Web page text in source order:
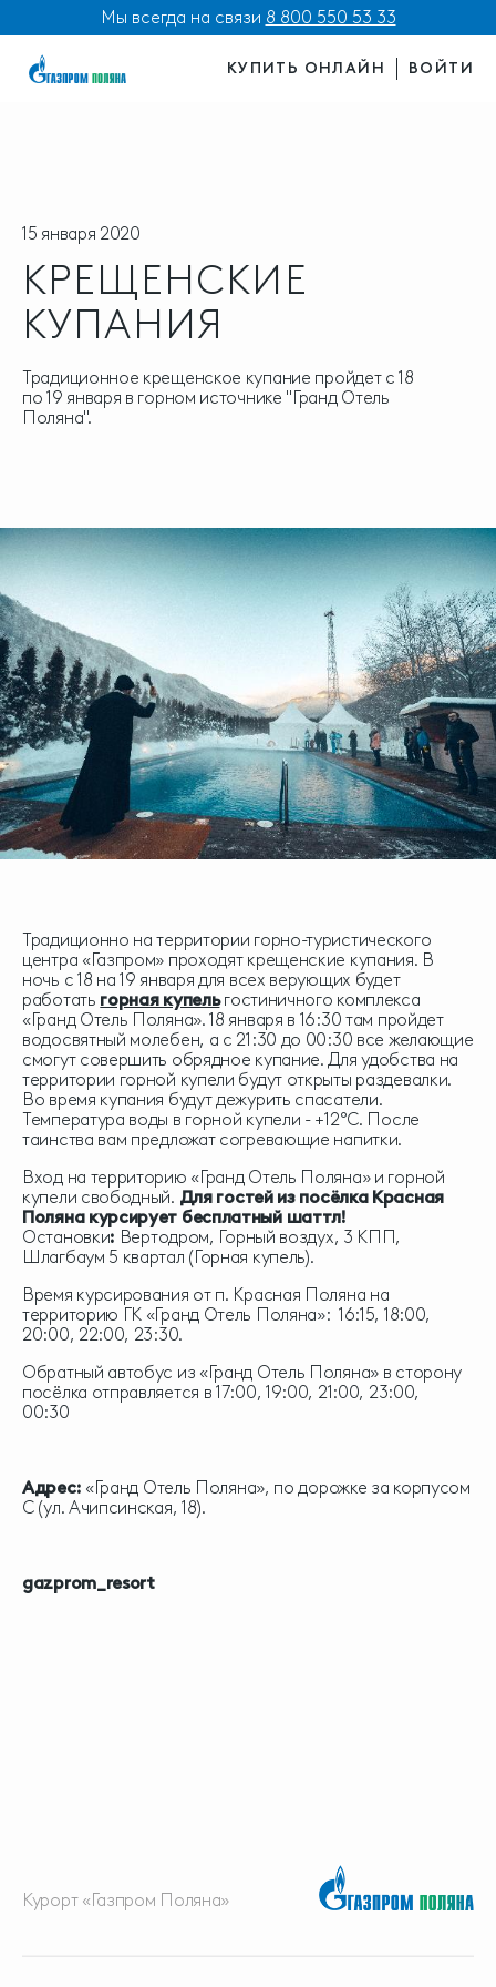
Мы всегда на связи 8 800 550 53 33
КУПИТЬ ОНЛАЙН ВОЙТИ
15 января 2020
КРЕЩЕНСКИЕ
КУПАНИЯ
Традиционное крещенское купание пройдет с 18
по 19 января в горном источнике "Гранд Отель
Поляна".
Традиционно на территории горно-туристического
центра «Газпром» проходят крещенские купания. В
ночь с 18 на 19 января для всех верующих будет
работать горная купельгостиничного комплекса
«Гранд Отель Поляна». 18 января в 16:30 там пройдет
водосвятный молебен, а с 21:30 до 00:30 все желающие
смогут совершить обрядное купание. Для удобства на
территории горной купели будут открыты раздевалки.
Во время купания будут дежурить спасатели.
Температура воды в горной купели - +12°С. После
таинства вам предложат согревающие напитки.
Вход на территорию «Гранд Отель Поляна» и горной
купели свободный. Для гостей из посёлка Красная
Поляна курсирует бесплатный шаттл!
Остановки: Вертодром, Горный воздух, 3 КПП,
Шлагбаум 5 квартал (Горная купель).
Время курсирования от п. Красная Поляна на
территорию ГК «Гранд Отель Поляна»: 16:15, 18:00,
20:00, 22:00, 23:30.
Обратный автобус из «Гранд Отель Поляна» в сторону
посёлка отправляется в 17:00, 19:00, 21:00, 23:00,
00:30
Адрес: «Гранд Отель Поляна», по дорожке за корпусом
С (ул. Ачипсинская, 18).
gazprom_resort
Курорт «Газпром Поляна»